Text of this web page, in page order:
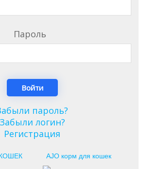
Пароль
пароль?
Забыли логин?
Регистрация
КОШЕК AJO корм для кошек